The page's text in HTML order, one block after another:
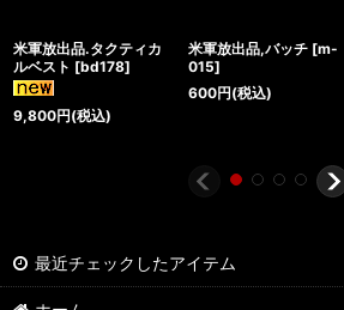
米軍放出品.タクティカ
ルベスト [bd178]
9,800円(税込)
米軍放出品,バッチ [m-
015]
600円(税込)
最近チェックしたアイテム